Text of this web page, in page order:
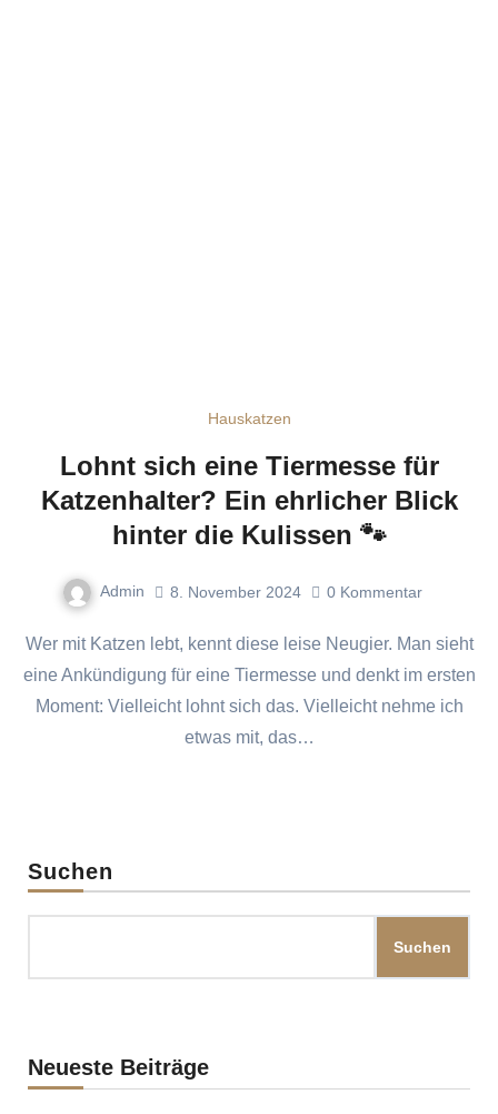
Hauskatzen
Lohnt sich eine Tiermesse für
Katzenhalter? Ein ehrlicher Blick
hinter die Kulissen 🐾
Admin 8. November 2024 0 Kommentar
Wer mit Katzen lebt, kennt diese leise Neugier. Man sieht
eine Ankündigung für eine Tiermesse und denkt im ersten
Moment: Vielleicht lohnt sich das. Vielleicht nehme ich
etwas mit, das…
Suchen
Suchen
Neueste Beiträge